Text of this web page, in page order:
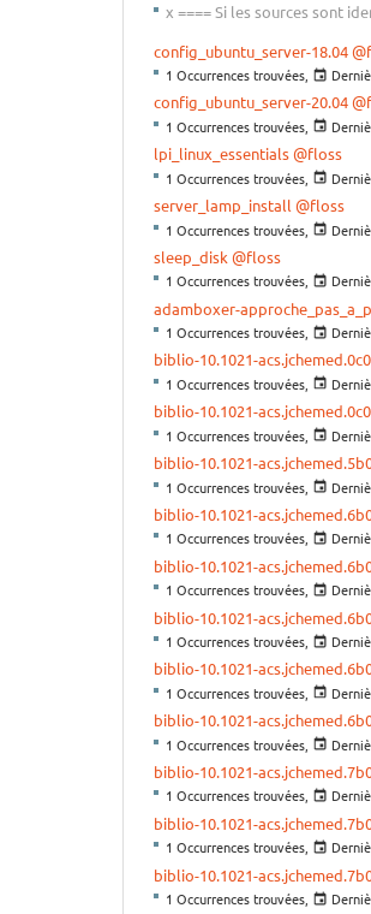
x ==== Si les sources sont
config_ubuntu_server-18.04
1 Occurrences trouvées,
config_ubuntu_server-20.04
1 Occurrences trouvées,
lpi_linux_essentials@floss
1 Occurrences trouvées,
server_lamp_install @floss
1 Occurrences trouvées,
sleep_disk @floss
1 Occurrences trouvées,
adamboxer-
1 Occurrences trouvées,
biblio-10.1021-
1 Occurrences trouvées,
biblio-10.1021-
1 Occurrences trouvées,
biblio-10.1021-
1 Occurrences trouvées,
biblio-10.1021-
1 Occurrences trouvées,
biblio-10.1021-
1 Occurrences trouvées,
biblio-10.1021-
1 Occurrences trouvées,
biblio-10.1021-
1 Occurrences trouvées,
biblio-10.1021-
1 Occurrences trouvées,
biblio-10.1021-
1 Occurrences trouvées,
biblio-10.1021-
1 Occurrences trouvées,
biblio-10.1021-
1 Occurrences trouvées,